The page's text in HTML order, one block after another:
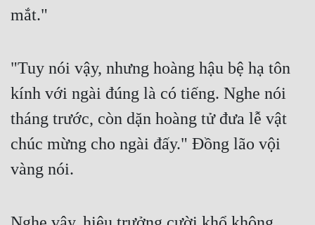
Phản Phái
Quân Sự
Sảng Văn
Sắc
Sủng
Thanh Xuân
mắt."
"Tuy nói vậy, nhưng hoàng hậu bệ hạ tôn
kính với ngài đúng là có tiếng. Nghe nói
tháng trước, còn dặn hoàng tử đưa lễ vật
chúc mừng cho ngài đấy." Đồng lão vội
vàng nói.